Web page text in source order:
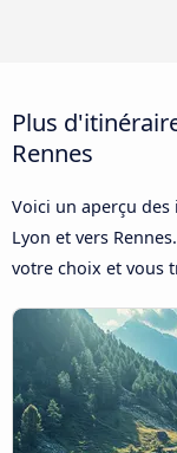
Plus
Rennes
Voici un aperçu
Lyon et vers
votre choix et vous